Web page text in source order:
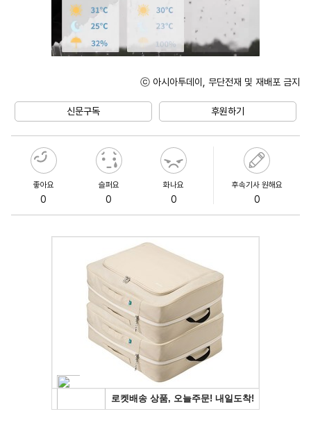
ⓒ 아시아투데이, 무단전재 및 재배포 금지
신문구독 후원하기
좋아요
0
슬퍼요
0
화나요
0
후속기사 원해요
0